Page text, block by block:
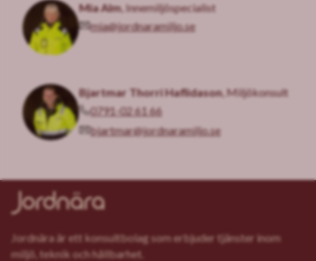
Mia Alm, Innemiljöspecialist
mia@jordnaramiljo.se
Bjartmar Thorri Haflidason, Miljökonsult
0791-02 61 66
bjartmar@jordnaramiljo.se
Jordnära är ett konsultbolag som erbjuder tjänster inom
miljö, teknik och hållbarhet.